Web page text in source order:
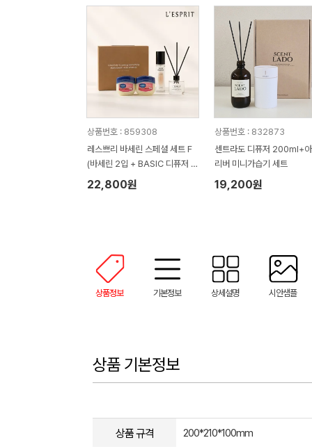
상품번호 : 859308
레스쁘리 바세린 스페셜 세트 F
(바세린 2입 + BASIC 디퓨저 5
0ml + 드레스퍼퓸)
22,800원
상품번호 : 832873
센트라도 디퓨저 200ml+
리버 미니가습기 세트
19,200원
상품정보 기본정보 상세설명 시안샘플
상품 기본정보
상품 규격 200*210*100mm